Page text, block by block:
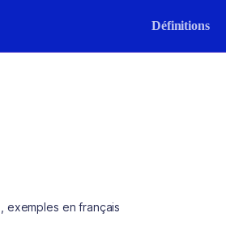
Définitions
exemples en français